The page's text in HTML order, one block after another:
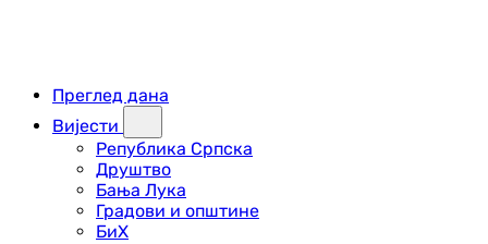
Преглед дана
Вијести
Република Српска
Друштво
Бања Лука
Градови и општине
БиХ